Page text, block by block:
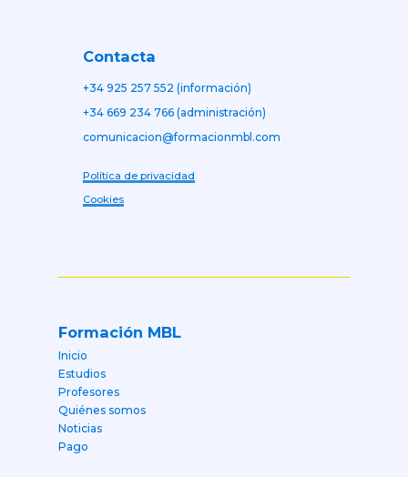
Contacta
+34 925 257 552 (información)
+34 669 234 766 (administración)
comunicacion@formacionmbl.com
Política de privacidad
Cookies
Formación MBL
Inicio
Estudios
Profesores
Quiénes somos
Noticias
Pago